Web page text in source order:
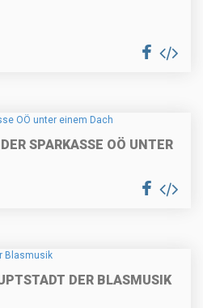
SPARKASSE OÖ UNTER
DER BLASMUSIK